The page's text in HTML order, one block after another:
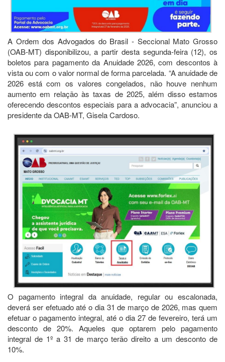
A Ordem dos Advogados do Brasil - Seccional Mato Grosso
(OAB-MT) disponibilizou, a partir desta segunda-feira (12), os
boletos para pagamento da Anuidade 2026, com descontos à
vista ou com o valor normal de forma parcelada. “A anuidade de
2026 está com os valores congelados, não houve nenhum
aumento em relação às taxas de 2025, além disso estamos
oferecendo descontos especiais para a advocacia”, anunciou a
presidente da OAB-MT, Gisela Cardoso.
O pagamento integral da anuidade, regular ou escalonada,
deverá ser efetuado até o dia 31 de março de 2026, mas quem
efetuar o pagamento integral, até o dia 27 de fevereiro, terá um
desconto de 20%. Aqueles que optarem pelo pagamento
integral de 1º a 31 de março terão direito a um desconto de
10%.